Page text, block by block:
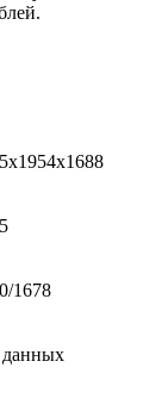
1678
данных